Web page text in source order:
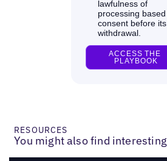
RESOURCES
You might also find interesting